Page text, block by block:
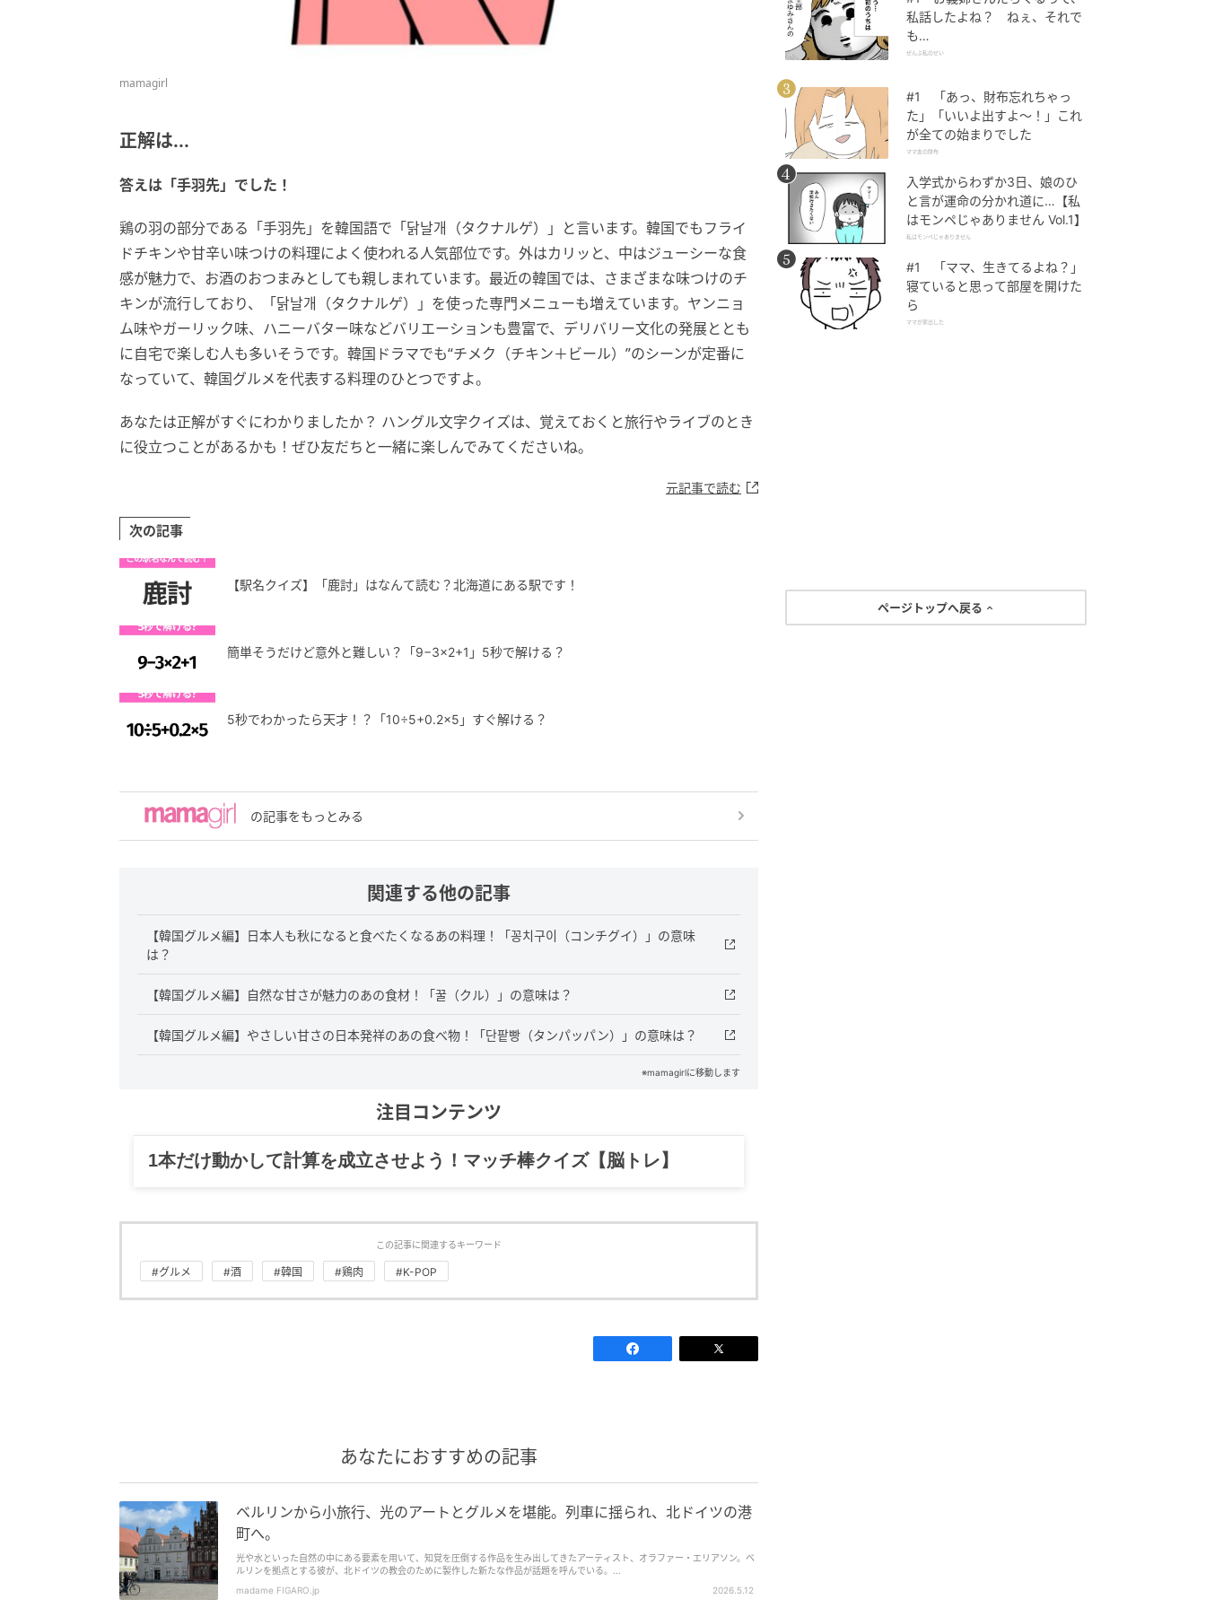
mamagirl
正解は...
答えは「手羽先」 でした！
鶏の羽の部分である「手羽先」を韓国語で「닭날개（タクナルゲ）」と言います。韓国でもフライ
ドチキンや甘辛い味つけの料理によく使われる人気部位です。外はカリッと、中はジューシーな食
感が魅力で、お酒のおつまみとしても親しまれています。最近の韓国では、さまざまな味つけのチ
キンが流行しており、「닭날개（タクナルゲ）」を使った専門メニューも増えています。ヤンニョ
ム味やガーリック味、ハニーバター味などバリエーションも豊富で、デリバリー文化の発展ととも
に自宅で楽しむ人も多いそうです。韓国ドラマでも“チメク（チキン＋ビール）”のシーンが定番に
なっていて、韓国グルメを代表する料理のひとつですよ。
あなたは正解がすぐにわかりましたか？ ハングル文字クイズは、覚えておくと旅行やライブのとき
に役立つことがあるかも！ぜひ友だちと一緒に楽しんでみてくださいね。
元記事で読む
次の記事
【駅名クイズ】「鹿討」はなんて読む？北海道にある駅です！
簡単そうだけど意外と難しい？「9−3×2+1」5秒で解ける？
5秒でわかったら天才！？「10÷5+0.2×5」すぐ解ける？
の記事をもっとみる
関連する他の記事
【韓国グルメ編】日本人も秋になると食べたくなるあの料理！「꽁치구이（コンチグイ）」の意味
は？
【韓国グルメ編】自然な甘さが魅力のあの食材！「꿀（クル）」の意味は？
【韓国グルメ編】やさしい甘さの日本発祥のあの食べ物！「단팥빵（タンパッパン）」の意味は？
※mamagirlに移動します
注目コンテンツ
1本だけ動かして計算を成立させよう！マッチ棒クイズ【脳トレ】
この記事に関連するキーワード
#グルメ #酒 #韓国 #鶏肉 #K-POP
あなたにおすすめの記事
ベルリンから小旅行、光のアートとグルメを堪能。列車に揺られ、北ドイツの港
町へ。
光や水といった自然の中にある要素を用いて、知覚を圧倒する作品を生み出してきたアーティスト、オラファー・エリアソン。ベ
ルリンを拠点とする彼が、北ドイツの教会のために製作した新たな作品が話題を呼んでいる。...
madame FIGARO.jp
2026.5.12
私話したよね？ ねぇ、それで
も…
ぜんぶ私のせい
#1 「あっ、財布忘れちゃっ
た」「いいよ出すよ〜！」これ
が全ての始まりでした
ママ友の財布
入学式からわずか3日、娘のひ
と言が運命の分かれ道に…【私
はモンペじゃありません Vol.1】
私はモンペじゃありません
#1 「ママ、生きてるよね？」
寝ていると思って部屋を開けた
ら
ママが家出した
ページトップへ戻る